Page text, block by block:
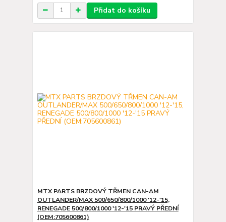
Přidat do košíku
MTX PARTS BRZDOVÝ TŘMEN CAN-AM
OUTLANDER/MAX 500/650/800/1000 '12-'15,
RENEGADE 500/800/1000 '12-'15 PRAVÝ PŘEDNÍ
(OEM:705600861)